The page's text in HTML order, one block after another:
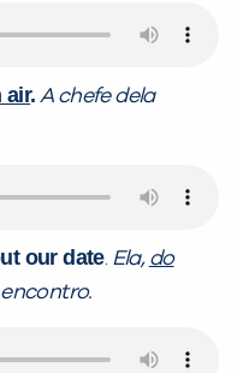
air. A chefe dela
our date. Ela, do